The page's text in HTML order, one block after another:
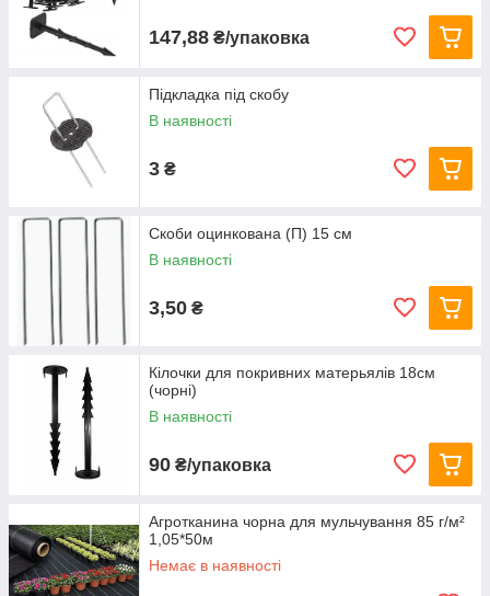
147,88 ₴/упаковка
Підкладка під скобу
В наявності
3 ₴
Скоби оцинкована (П) 15 см
В наявності
3,50 ₴
Кілочки для покривних матерьялів 18см
(чорні)
В наявності
90 ₴/упаковка
Агротканина чорна для мульчування 85 г/м²
1,05*50м
Немає в наявності